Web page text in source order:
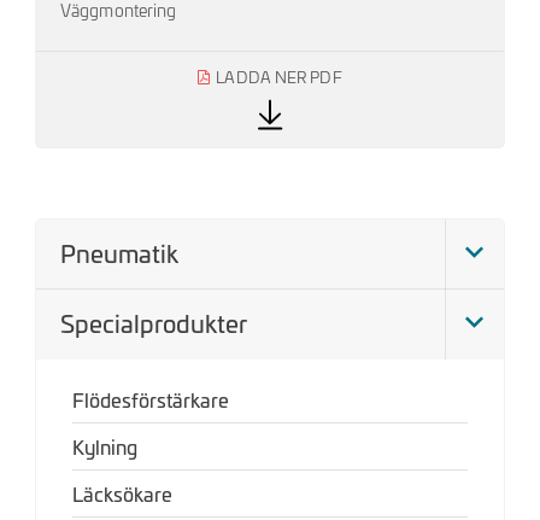
Väggmontering
LADDA NER PDF
Pneumatik
Specialprodukter
Flödesförstärkare
Kylning
Läcksökare